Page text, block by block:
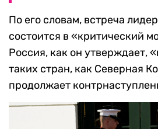
По его словам, встреча
состоится в «критический
Россия, как он утверждает,
таких стран, как Северная
продолжает